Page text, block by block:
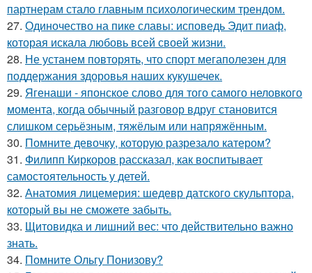
партнерам стало главным психологическим трендом.
27. Одиночество на пике славы: исповедь Эдит пиаф,
которая искала любовь всей своей жизни.
28. Не устанем повторять, что спорт мегаполезен для
поддержания здоровья наших кукушечек.
29. Ягенаши - японское слово для того самого неловкого
момента, когда обычный разговор вдруг становится
слишком серьёзным, тяжёлым или напряжённым.
30. Помните девочку, которую разрезало катером?
31. Филипп Киркоров рассказал, как воспитывает
самостоятельность у детей.
32. Анатомия лицемерия: шедевр датского скульптора,
который вы не сможете забыть.
33. Щитовидка и лишний вес: что действительно важно
знать.
34. Помните Ольгу Понизову?